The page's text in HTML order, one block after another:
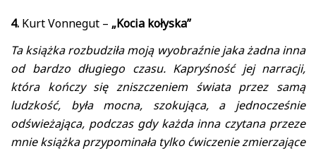
4. Kurt Vonnegut – „Kocia kołyska”
Ta książka rozbudziła moją wyobraźnie jaka żadna inna
od bardzo długiego czasu. Kapryśność jej narracji,
która kończy się zniszczeniem świata przez samą
ludzkość, była mocna, szokująca, a jednocześnie
odświeżająca, podczas gdy każda inna czytana przeze
mnie książka przypominała tylko ćwiczenie zmierzające